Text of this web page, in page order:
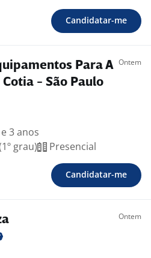
Candidatar-me
Para A
- São Paulo
Ontem
3 anos
grau)
Presencial
Candidatar-me
Ontem